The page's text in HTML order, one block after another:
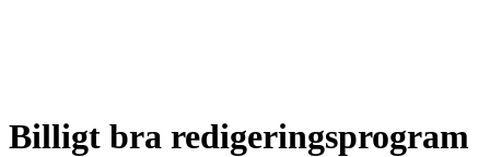
Billigt bra redigeringsprogram